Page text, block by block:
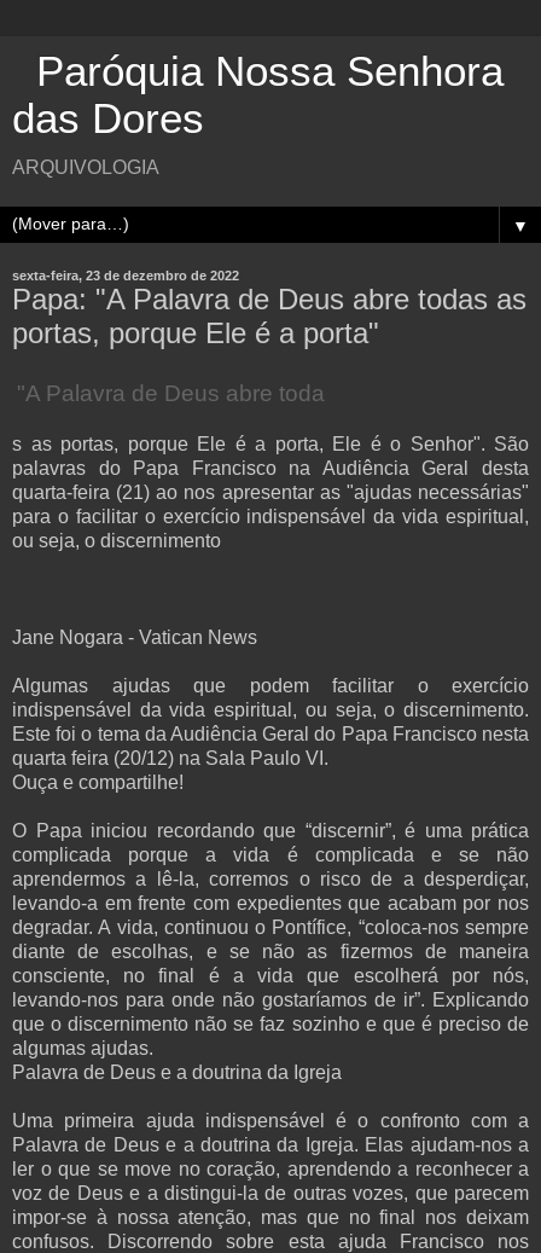
Paróquia Nossa Senhora
das Dores
ARQUIVOLOGIA
▼
sexta-feira, 23 de dezembro de 2022
Papa: "A Palavra de Deus abre todas as
portas, porque Ele é a porta"
"A Palavra de Deus abre toda
s as portas, porque Ele é a porta, Ele é o Senhor". São
palavras do Papa Francisco na Audiência Geral desta
quarta-feira (21) ao nos apresentar as "ajudas necessárias"
para o facilitar o exercício indispensável da vida espiritual,
ou seja, o discernimento
Jane Nogara - Vatican News
Algumas ajudas que podem facilitar o exercício
indispensável da vida espiritual, ou seja, o discernimento.
Este foi o tema da Audiência Geral do Papa Francisco nesta
quarta feira (20/12) na Sala Paulo VI.
Ouça e compartilhe!
O Papa iniciou recordando que “discernir”, é uma prática
complicada porque a vida é complicada e se não
aprendermos a lê-la, corremos o risco de a desperdiçar,
levando-a em frente com expedientes que acabam por nos
degradar. A vida, continuou o Pontífice, “coloca-nos sempre
diante de escolhas, e se não as fizermos de maneira
consciente, no final é a vida que escolherá por nós,
levando-nos para onde não gostaríamos de ir”. Explicando
que o discernimento não se faz sozinho e que é preciso de
algumas ajudas.
Palavra de Deus e a doutrina da Igreja
Uma primeira ajuda indispensável é o confronto com a
Palavra de Deus e a doutrina da Igreja. Elas ajudam-nos a
ler o que se move no coração, aprendendo a reconhecer a
voz de Deus e a distingui-la de outras vozes, que parecem
impor-se à nossa atenção, mas que no final nos deixam
confusos. Discorrendo sobre esta ajuda Francisco nos